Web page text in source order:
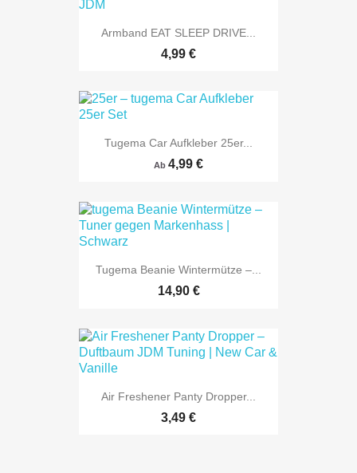
Armband EAT SLEEP DRIVE...
4,99 €
Tugema Car Aufkleber 25er...
Ab 4,99 €
Tugema Beanie Wintermütze –...
14,90 €
Air Freshener Panty Dropper...
3,49 €